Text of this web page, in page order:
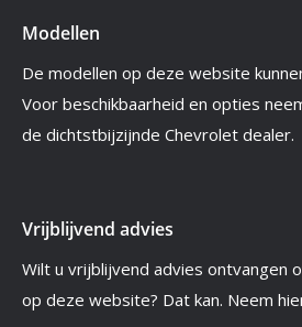
Modellen
De modellen op deze website
Voor beschikbaarheid en opties
de dichtstbijzijnde Chevrolet dealer.
Vrijblijvend advies
Wilt u vrijblijvend advies ontvangen
op deze website? Dat kan. Neem